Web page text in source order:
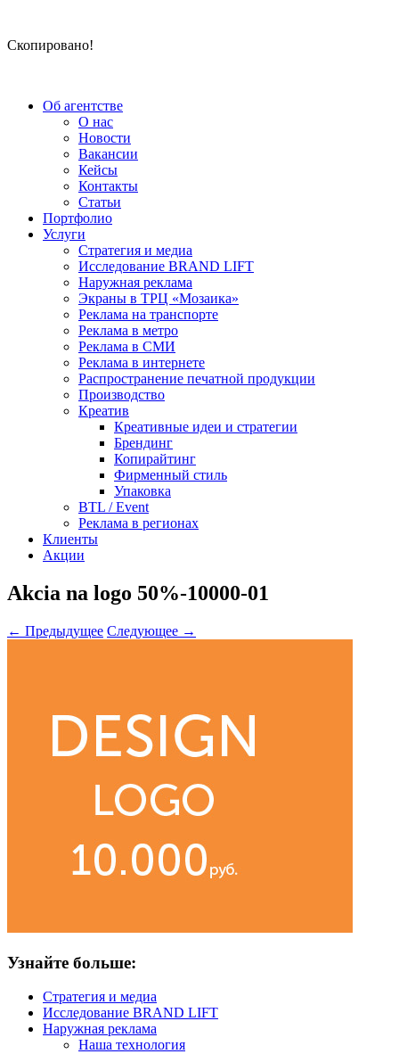
Скопировано!
Об агентстве
О нас
Новости
Вакансии
Кейсы
Контакты
Статьи
Портфолио
Услуги
Стратегия и медиа
Исследование BRAND LIFT
Наружная реклама
Экраны в ТРЦ «Мозаика»
Реклама на транспорте
Реклама в метро
Реклама в СМИ
Реклама в интернете
Распространение печатной продукции
Производство
Креатив
Креативные идеи и стратегии
Брендинг
Копирайтинг
Фирменный стиль
Упаковка
BTL / Event
Реклама в регионах
Клиенты
Акции
Akcia na logo 50%-10000-01
← Предыдущее Следующее →
Узнайте больше:
Стратегия и медиа
Исследование BRAND LIFT
Наружная реклама
Наша технология